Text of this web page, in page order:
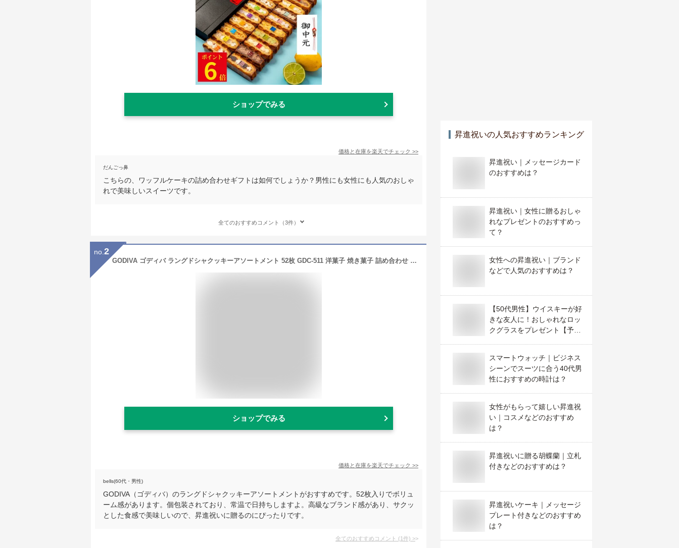
ショップでみる
価格と在庫を楽天でチェック >>
だんごっ鼻
こちらの、ワッフルケーキの詰め合わせギフトは如何でしょうか？男性にも女性にも人気のおしゃ
れで美味しいスイーツです。
全てのおすすめコメント（3件）
no. 2
GODIVA ゴディバ ラングドシャクッキーアソートメント 52枚 GDC-511 洋菓子 焼き菓子 詰め合わせ チョコレート ギフト 御歳暮 お歳暮 お返し お礼 香典返し 内祝い 結婚内祝い 出産内祝い 新築 快気 退職 菓子折り 配る
ショップでみる
価格と在庫を楽天でチェック >>
bells(60代・男性)
GODIVA（ゴディバ）のラングドシャクッキーアソートメントがおすすめです。52枚入りでボリュ
ーム感があります。個包装されており、常温で日持ちしますよ。高級なブランド感があり、サクッ
とした食感で美味しいので、昇進祝いに贈るのにぴったりです。
全てのおすすめコメント (1件) >
昇進祝いの人気おすすめランキング
昇進祝い｜メッセージカード
のおすすめは？
昇進祝い｜女性に贈るおしゃ
れなプレゼントのおすすめっ
て？
女性への昇進祝い｜ブランド
などで人気のおすすめは？
【50代男性】ウイスキーが好
きな友人に！おしゃれなロッ
クグラスをプレゼント【予算
スマートウォッチ｜ビジネス
シーンでスーツに合う40代男
性におすすめの時計は？
女性がもらって嬉しい昇進祝
い｜コスメなどのおすすめ
は？
昇進祝いに贈る胡蝶蘭｜立札
付きなどのおすすめは？
昇進祝いケーキ｜メッセージ
プレート付きなどのおすすめ
は？